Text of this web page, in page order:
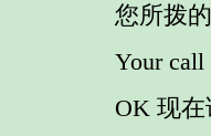
您所拨
Your call
OK 现